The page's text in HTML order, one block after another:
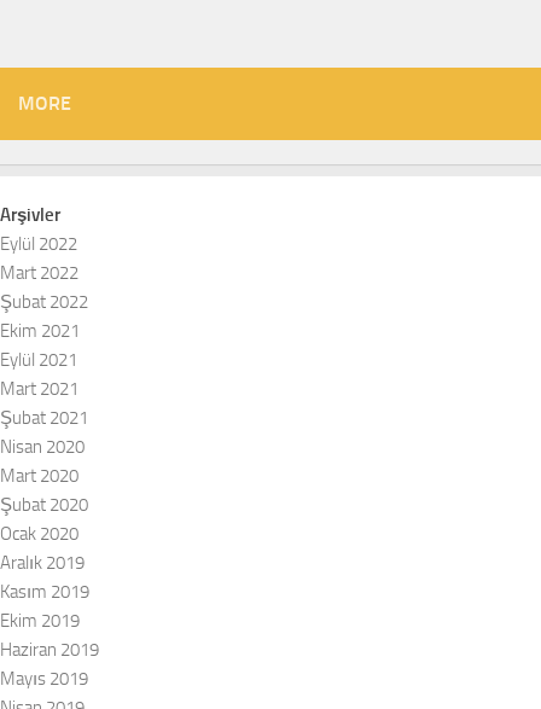
MORE
Arşivler
Eylül 2022
Mart 2022
Şubat 2022
Ekim 2021
Eylül 2021
Mart 2021
Şubat 2021
Nisan 2020
Mart 2020
Şubat 2020
Ocak 2020
Aralık 2019
Kasım 2019
Ekim 2019
Haziran 2019
Mayıs 2019